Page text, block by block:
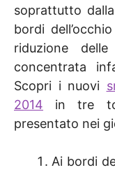
soprattutto
bordi
riduzione delle
concentrata
Scopri i nuovi
2014 in tre
presentato nei
Ai bordi